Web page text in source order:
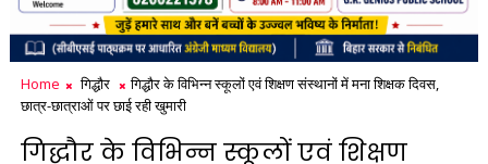
Home गिद्धौर
गिद्धौर के विभिन्न स्कूलों एवं शिक्षण संस्थानों में मना शिक्षक दिवस,
छात्र-छात्राओं पर छाई रही खुमारी
गिद्धौर के विभिन्न स्कूलों एवं शिक्षण